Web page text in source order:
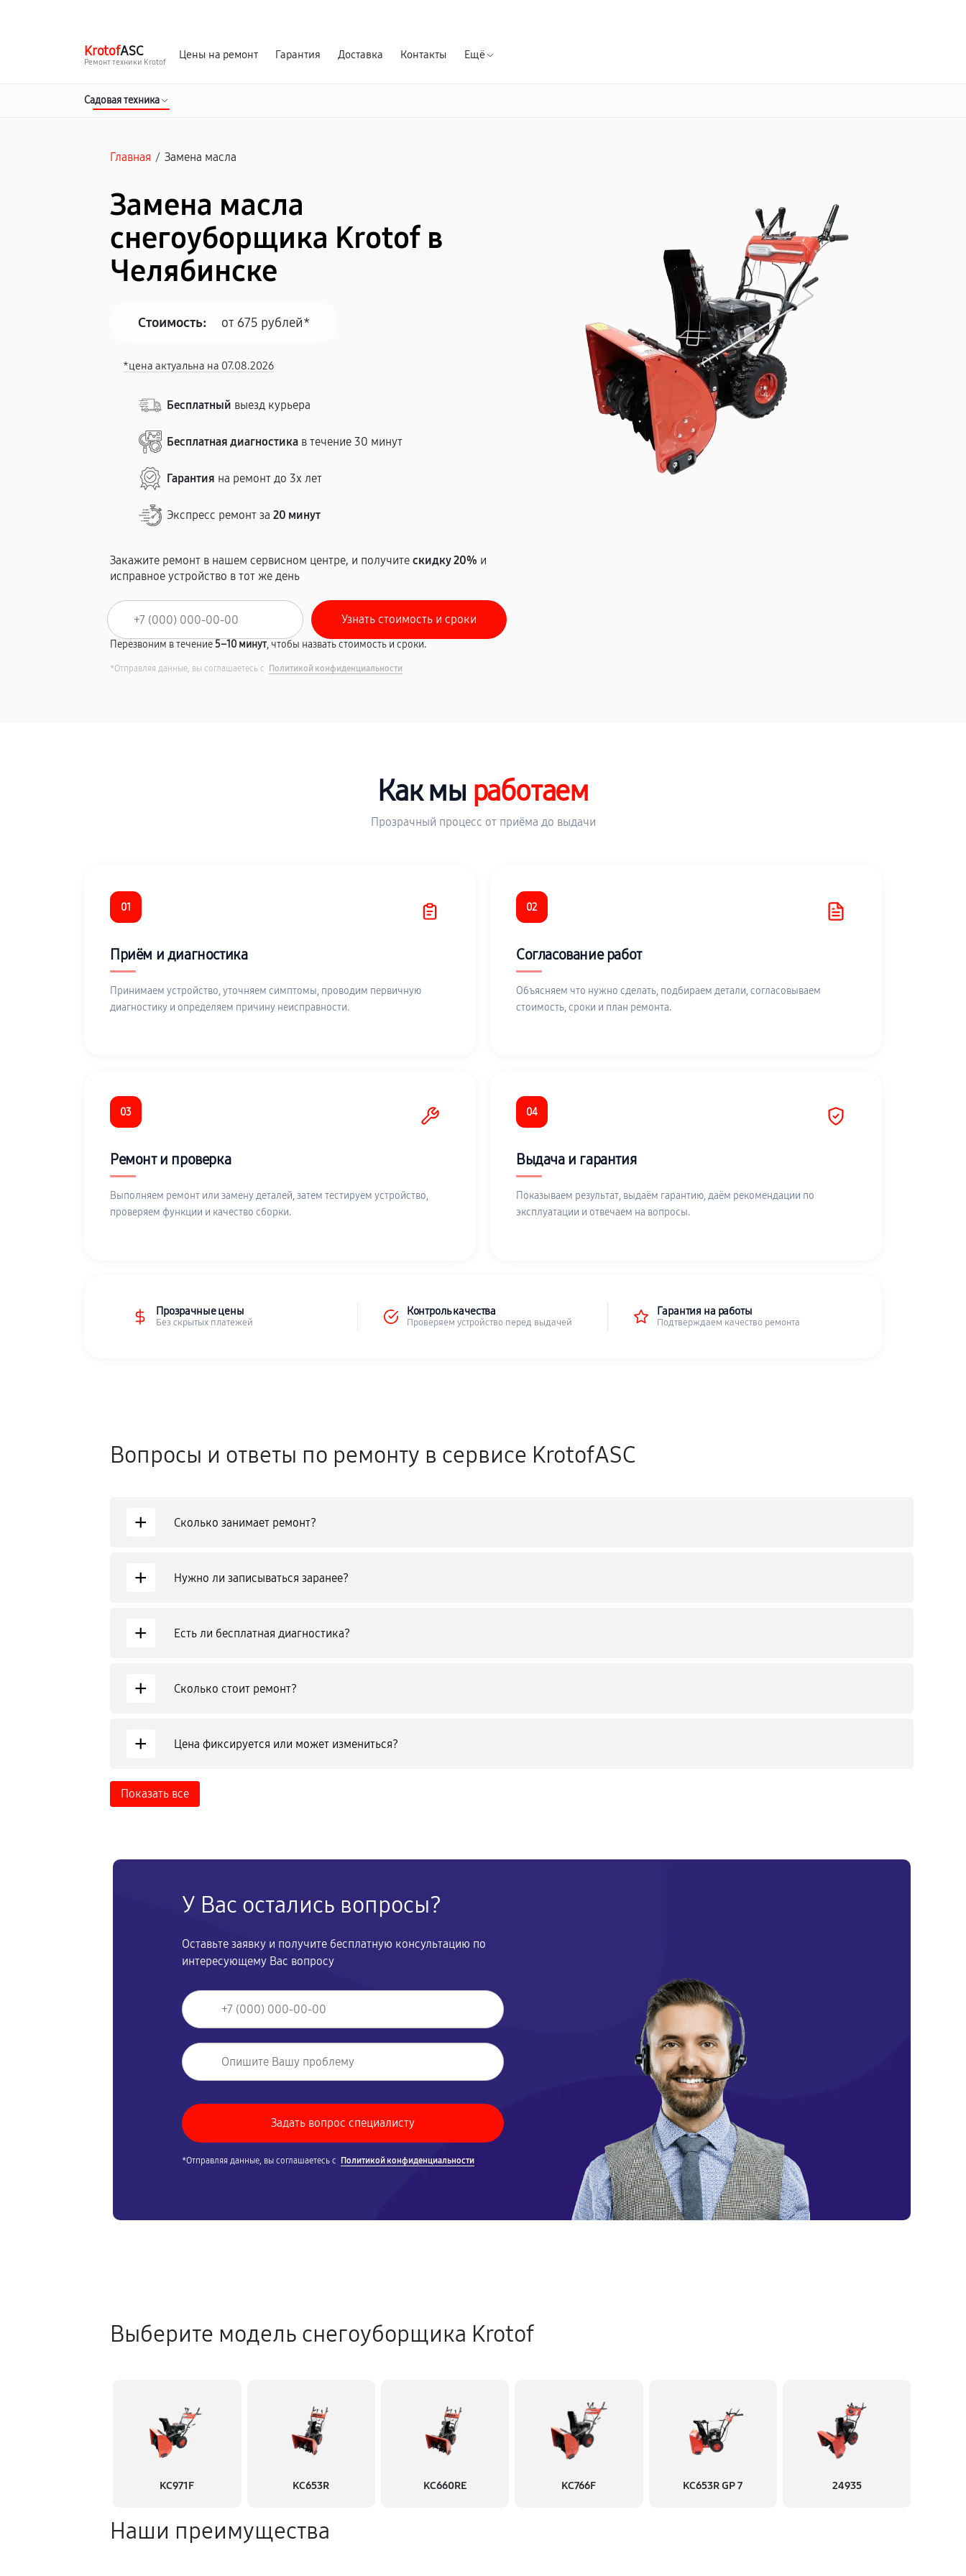
KrotofASC
Ремонт техники Krotof
Цены на ремонт Гарантия Доставка Контакты Ещё
Садовая техника
Главная / Замена масла
Замена масла
снегоуборщика Krotof в
Челябинске
Стоимость: от 675 рублей*
*цена актуальна на 07.08.2026
Бесплатный выезд курьера
Бесплатная диагностика в течение 30 минут
Гарантия на ремонт до 3х лет
Экспресс ремонт за20 минут
Закажите ремонт в нашем сервисном центре, и получитескидку 20% и
исправное устройство в тот же день
Перезвоним в течение5–10 минут, чтобы назвать стоимость и сроки.
*Отправляя данные, вы соглашаетесь с Политикой конфиденциальности
Как мы работаем
Прозрачный процесс от приёма до выдачи
01
Приём и диагностика
Принимаем устройство, уточняем симптомы, проводим первичную
диагностику и определяем причину неисправности.
02
Согласование работ
Объясняем что нужно сделать, подбираем детали, согласовываем
стоимость, сроки и план ремонта.
03
Ремонт и проверка
Выполняем ремонт или замену деталей, затем тестируем устройство,
проверяем функции и качество сборки.
04
Выдача и гарантия
Показываем результат, выдаём гарантию, даём рекомендации по
эксплуатации и отвечаем на вопросы.
Прозрачные цены
Без скрытых платежей
Контроль качества
Проверяем устройство перед выдачей
Гарантия на работы
Подтверждаем качество ремонта
Вопросы и ответы по ремонту в сервисе KrotofASC
+ Сколько занимает ремонт?
+ Нужно ли записываться заранее?
+ Есть ли бесплатная диагностика?
+ Сколько стоит ремонт?
+ Цена фиксируется или может измениться?
Показать все
У Вас остались вопросы?
Оставьте заявку и получите бесплатную консультацию по
интересующему Вас вопросу
*Отправляя данные, вы соглашаетесь с Политикой конфиденциальности
Выберите модель снегоуборщика Krotof
KC971F KC653R KC660RE KC766F KC653R GP 7 24935
Наши преимущества